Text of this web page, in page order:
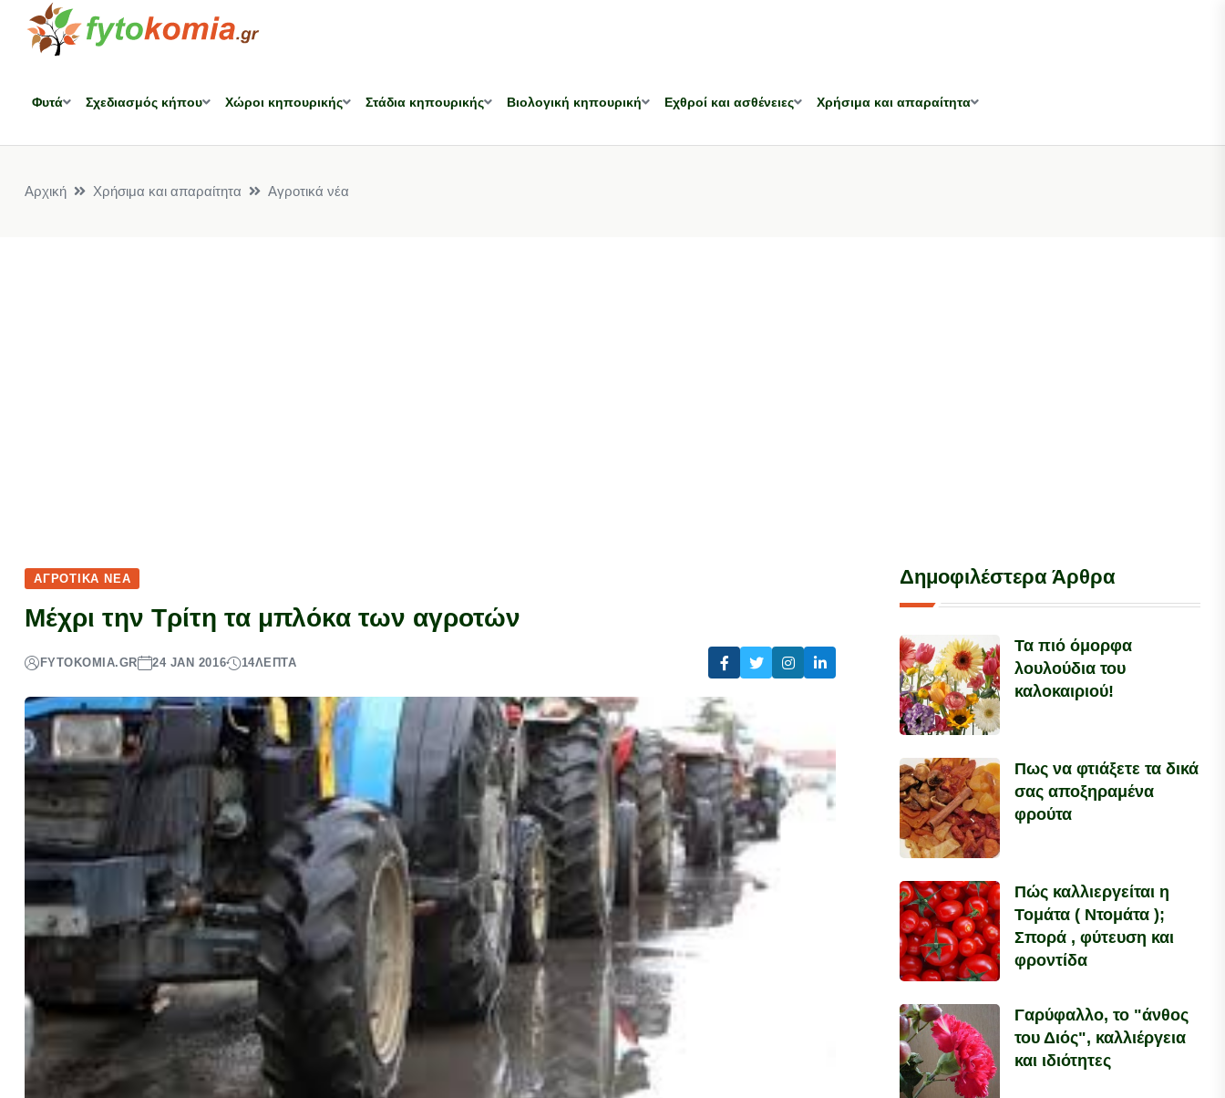
Φυτά Σχεδιασμός κήπου Χώροι κηπουρικής Στάδια κηπουρικής Βιολογική κηπουρική Εχθροί και ασθένειες Χρήσιμα και απαραίτητα
Αρχική Χρήσιμα και απαραίτητα Αγροτικά νέα
ΑΓΡΟΤΙΚΆ ΝΈΑ
Μέχρι την Τρίτη τα μπλόκα των αγροτών
FYTOKOMIA.GR 24 JAN 2016 14ΛΕΠΤΆ
Δημοφιλέστερα Άρθρα
Τα πιό όμορφα
λουλούδια του
καλοκαιριού!
Πως να φτιάξετε τα δικά
σας αποξηραμένα
φρούτα
Πώς καλλιεργείται η
Τομάτα ( Ντομάτα );
Σπορά , φύτευση και
φροντίδα
Γαρύφαλλο, το "άνθος
του Διός", καλλιέργεια
και ιδιότητες